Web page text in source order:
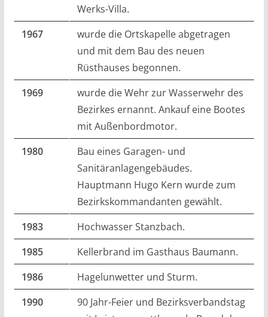
Werks-Villa.
1967
wurde die Ortskapelle abgetragen
und mit dem Bau des neuen
Rüsthauses begonnen.
1969
wurde die Wehr zur Wasserwehr des
Bezirkes ernannt. Ankauf eine Bootes
mit Außenbordmotor.
1980
Bau eines Garagen- und
Sanitäranlagengebäudes.
Hauptmann Hugo Kern wurde zum
Bezirkskommandanten gewählt.
1983
Hochwasser Stanzbach.
1985
Kellerbrand im Gasthaus Baumann.
1986
Hagelunwetter und Sturm.
1990
90 Jahr-Feier und Bezirksverbandstag